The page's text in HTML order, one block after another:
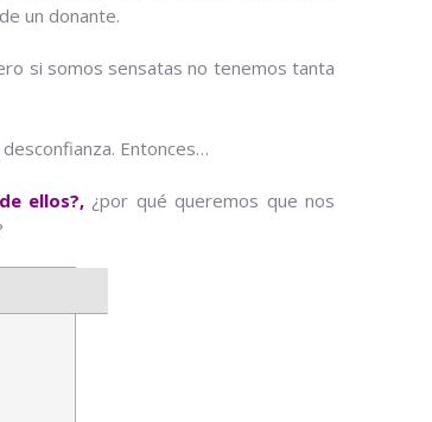
un donante.
si somos sensatas no tenemos tanta
Entonces…
ellos?,¿por qué queremos que nos